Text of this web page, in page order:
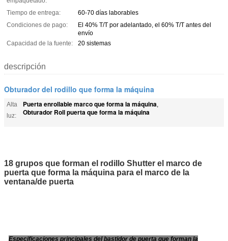
Tiempo de entrega:
60-70 días laborables
Condiciones de pago:
El 40% T/T por adelantado, el 60% T/T antes del
envío
Capacidad de la fuente:
20 sistemas
descripción
Obturador del rodillo que forma la máquina
Alta
luz:
Puerta enrollable marco que forma la máquina,
Obturador Roll puerta que forma la máquina
18 grupos que forman el rodillo Shutter el marco de
puerta que forma la máquina para el marco de la
ventana/de puerta
Especificaciones principales del bastidor de puerta que forman la